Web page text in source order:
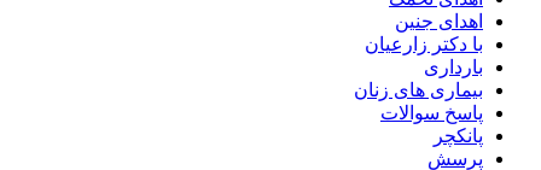
اهدای جنین
با دکتر زارعیان
بارداری
بیماری های زنان
پاسخ سوالات
پانکچر
پرسش